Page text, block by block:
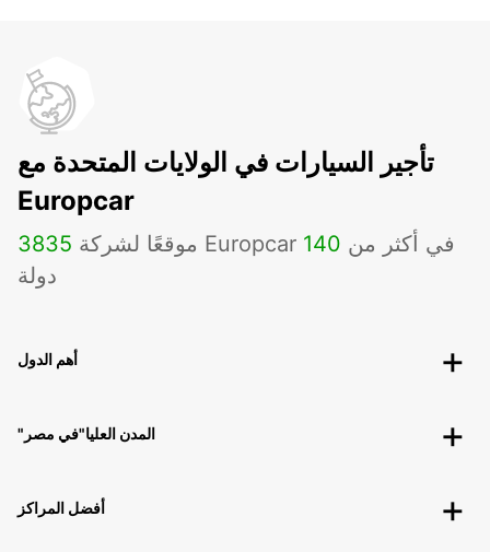
تأجير السيارات في الولايات المتحدة مع
Europcar
3835 موقعًا لشركة Europcar في أكثر من 140
دولة
أهم الدول
"المدن العليا"في مصر
أفضل المراكز